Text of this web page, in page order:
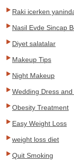
Raki icerken
Nasil Evde Sincap
Diyet salatalar
Makeup Tips
Night Makeup
Wedding Dress
Obesity Treatment
Easy Weight Loss
weight loss diet
Quit Smoking